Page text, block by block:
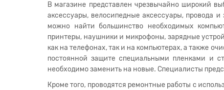
В магазине представлен чрезвычайно широкий
аксессуары, велосипедные аксессуары, провода
можно найти большинство необходимых
принтеры, наушники и микрофоны, зарядные
как на телефонах, так и на компьютерах, а также
постоянной защите специальными пленками и
необходимо заменить на новые. Специалисты
Кроме того, проводятся ремонтные работы с